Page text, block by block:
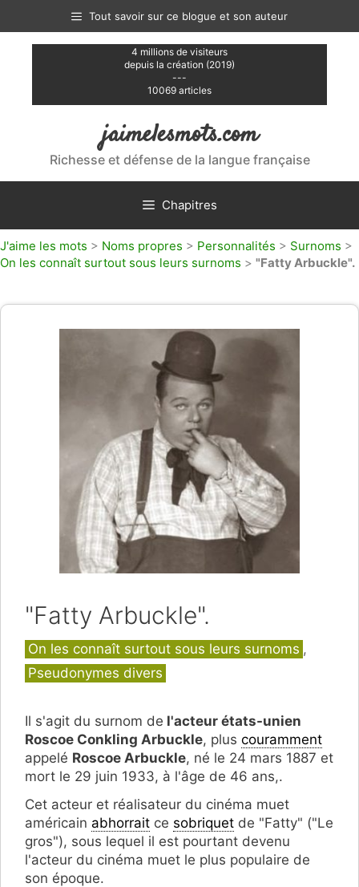
contenu
Tout savoir sur ce blogue et son auteur
4 millions de visiteurs
depuis la création (2019)
---
10069 articles
jaimelesmots.com
Richesse et défense de la langue française
Chapitres
J'aime les mots > Noms propres > Personnalités > Surnoms >
On les connaît surtout sous leurs surnoms > "Fatty Arbuckle".
"Fatty Arbuckle".
Catégories
On les connaît surtout sous leurs surnoms ,
Pseudonymes divers
Il s'agit du surnom de l'acteur états-unien
Roscoe Conkling Arbuckle, plus couramment
appelé Roscoe Arbuckle, né le 24 mars 1887 et
mort le 29 juin 1933, à l'âge de 46 ans,.
Cet acteur et réalisateur du cinéma muet
américain abhorrait ce sobriquet de "Fatty" ("Le
gros"), sous lequel il est pourtant devenu
l'acteur du cinéma muet le plus populaire de
son époque.